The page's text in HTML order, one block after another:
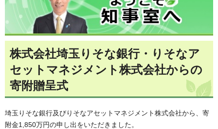
株式会社埼玉りそな銀行・りそなア
セットマネジメント株式会社からの
寄附贈呈式
埼玉りそな銀行及びりそなアセットマネジメント株式会社から、寄
附金1,850万円の申し出をいただきました。